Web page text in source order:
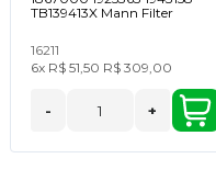
TB139413X Mann Filter
16211
6x R$ 51,50 R$ 309,00
- +